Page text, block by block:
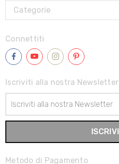
Categorie
Connettiti
Iscriviti alla nostra Newsletter
Email
Metodo di Pagamento